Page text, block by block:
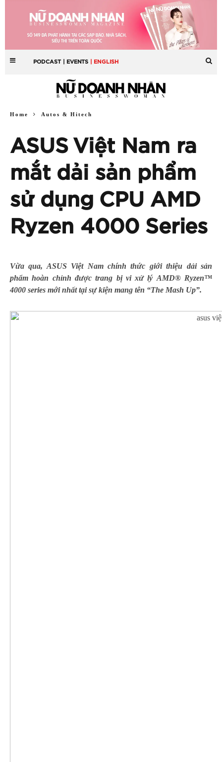
PODCAST | EVENTS | ENGLISH
Home Autos & Hitech
ASUS Việt Nam ra
mắt dải sản phẩm
sử dụng CPU AMD
Ryzen 4000 Series
Vừa qua, ASUS Việt Nam chính thức giới thiệu dải sản
phẩm hoàn chỉnh được trang bị vi xử lý AMD® Ryzen™
4000 series mới nhất tại sự kiện mang tên “The Mash Up”.